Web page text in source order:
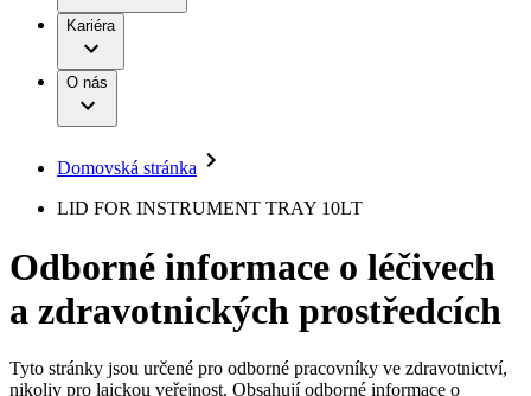
Léčba bolesti
Mimotělní očišťování krve
Neurochirurgie
Onkologie
Ortopedie
Páteřní chirurgie
Péče o rány
Prevence a kontrola infekcí
Uzavírání ran
Onemocnění
B. Braun Avitum
Práce a kariéra
Naše kultura
Vaše příležitost​
Odpovědnost
Média
Tiskové zprávy
Kontakt
Kontaktní formulář
Registrace k odběru newsletteru
Kariéra
O nás
Domovská stránka
LID FOR INSTRUMENT TRAY 10LT
Odborné informace o léčivech
a zdravotnických prostředcích
Tyto stránky jsou určené pro odborné pracovníky ve zdravotnictví,
nikoliv pro laickou veřejnost. Obsahují odborné informace o